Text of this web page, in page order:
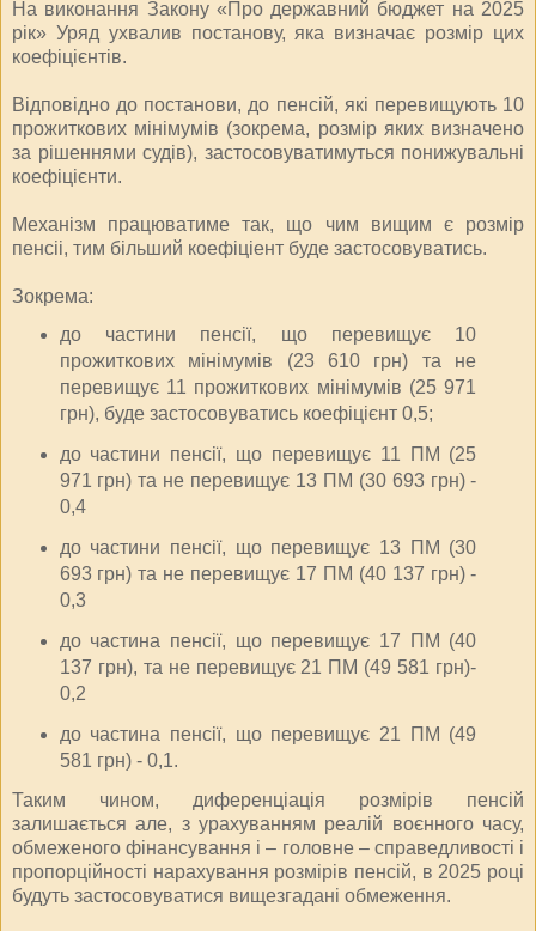
На виконання Закону «Про державний бюджет на 2025
рік» Уряд ухвалив постанову, яка визначає розмір цих
коефіцієнтів.
Відповідно до постанови, до пенсій, які перевищують 10
прожиткових мінімумів (зокрема, розмір яких визначено
за рішеннями судів), застосовуватимуться понижувальні
коефіцієнти.
Механізм працюватиме так, що чим вищим є розмір
пенсіі, тим більший коефіціент буде застосовуватись.
Зокрема:
до частини пенсії, що перевищує 10
прожиткових мінімумів (23 610 грн) та не
перевищує 11 прожиткових мінімумів (25 971
грн), буде застосовуватись коефіцієнт 0,5;
до частини пенсії, що перевищує 11 ПМ (25
971 грн) та не перевищує 13 ПМ (30 693 грн) -
0,4
до частини пенсії, що перевищує 13 ПМ (30
693 грн) та не перевищує 17 ПМ (40 137 грн) -
0,3
до частина пенсії, що перевищує 17 ПМ (40
137 грн), та не перевищує 21 ПМ (49 581 грн)-
0,2
до частина пенсії, що перевищує 21 ПМ (49
581 грн) - 0,1.
Таким чином, диференціація розмірів пенсій
залишається але, з урахуванням реалій воєнного часу,
обмеженого фінансування і – головне – справедливості і
пропорційності нарахування розмірів пенсій, в 2025 році
будуть застосовуватися вищезгадані обмеження.